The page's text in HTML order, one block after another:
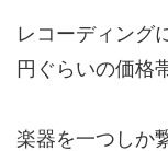
レコーディング
円ぐらいの価格
楽器を一つしか